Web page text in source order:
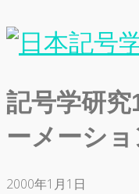
記号学研
ーメーショ
2000年1月1日